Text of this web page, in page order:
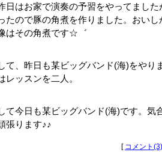
日はお家で演奏の予習をやってまし
たので豚の角煮を作りました。おい
はその角煮です☆゛
て、昨日も某ビッグバンド(海)をやり
レッスンを二人。
て今日も某ビッグバンド(海)です。気
張ります♪♪
[ コメント(3)